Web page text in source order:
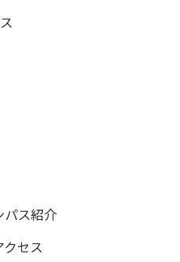
パス紹介
クセス